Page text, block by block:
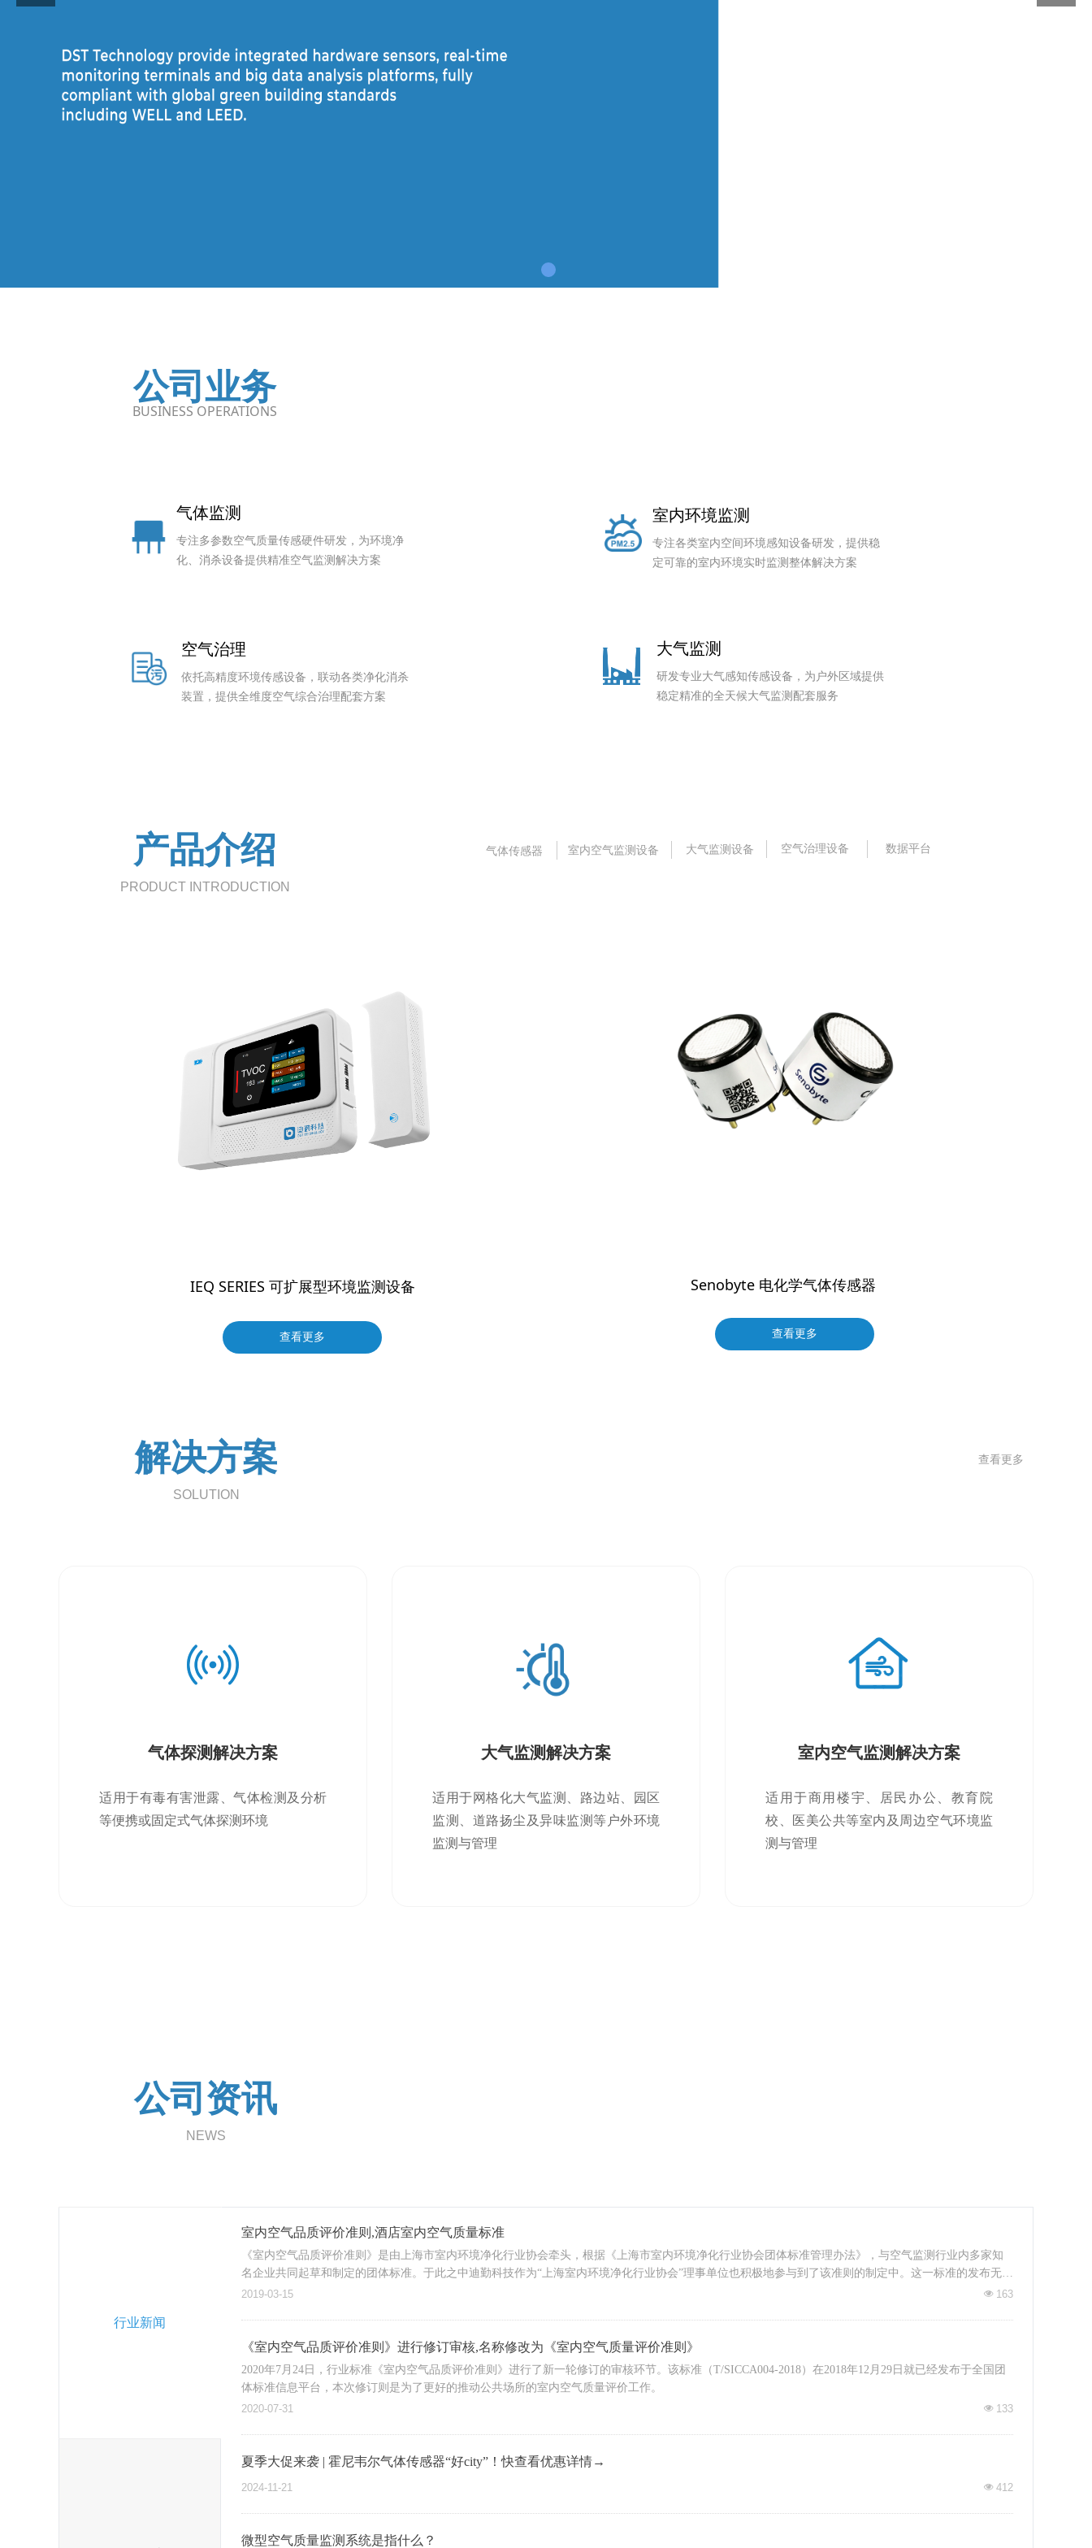
解决方案
SOLUTION
大气监测解决方案
适用于网格化大气监测、路边站、园区
监测、道路扬尘及异味监测等户外环境
监测与管理
室内空气监测解决方案
适用于商用楼宇、居民办公、教育院
校、医美公共等室内及周边空气环境监
测与管理
气体探测解决方案
适用于有毒有害泄露、气体检测及分析
等便携或固定式气体探测环境
查看更多
IEQ SERIES 可扩展型环境监测设备
查看更多
产品介绍
PRODUCT INTRODUCTION
Senobyte 电化学气体传感器
查看更多
气体传感器 大气监测设备
室内空气监测设备 空气治理设备 数据平台
公司资讯
NEWS
行业新闻
室内空气品质评价准则,酒店室内空气质量标准
《室内空气品质评价准则》是由上海市室内环境净化行业协会牵头，根据《上海市室内环境净化行业协会团体标准管理办法》，与空气监测行业内多家知
名企业共同起草和制定的团体标准。于此之中迪勤科技作为“上海室内环境净化行业协会”理事单位也积极地参与到了该准则的制定中。这一标准的发布无疑
填补了目前室内空气品质评价的空白，也指引了未来行业发展的道路。
넶 163
2019-03-15
《室内空气品质评价准则》进行修订审核,名称修改为《室内空气质量评价准则》
2020年7月24日，行业标准《室内空气品质评价准则》进行了新一轮修订的审核环节。该标准（T/SICCA004-2018）在2018年12月29日就已经发布于全国团
体标准信息平台，本次修订则是为了更好的推动公共场所的室内空气质量评价工作。
넶 133
2020-07-31
夏季大促来袭 | 霍尼韦尔气体传感器“好city”！快查看优惠详情→
넶 412
2024-11-21
微型空气质量监测系统是指什么？
气体监测
专注多参数空气质量传感硬件研发，为环境净
化、消杀设备提供精准空气监测解决方案
大气监测
研发专业大气感知传感设备，为户外区域提供
稳定精准的全天候大气监测配套服务
空气治理
依托高精度环境传感设备，联动各类净化消杀
装置，提供全维度空气综合治理配套方案
室内环境监测
专注各类室内空间环境感知设备研发，提供稳
定可靠的室内环境实时监测整体解决方案
公司业务
BUSINESS OPERATIONS